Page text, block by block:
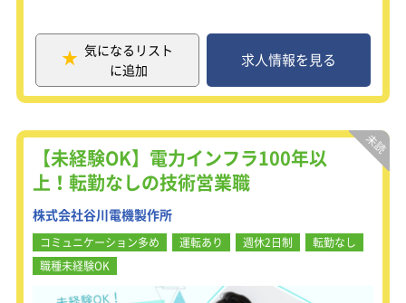
「お客様のニーズに応え、品質に妥協
せず、安定した製品をお届けする」と
いう考えのもと、常にお客様に満足い
ただける商品づくりを行っています。
【仕事内容】
受発注対応や営業担当のサポートとし
て入力業務をお願いします。
■受発注対応
・受注伝票の処理
・納期管理
気になるリスト
に追加
求人情報を見る
【未経験OK】電力インフラ100年以
上！転勤なしの技術営業職
株式会社谷川電機製作所
コミュニケーション多め 運転あり 週休2日制
転勤なし
職種未経験OK